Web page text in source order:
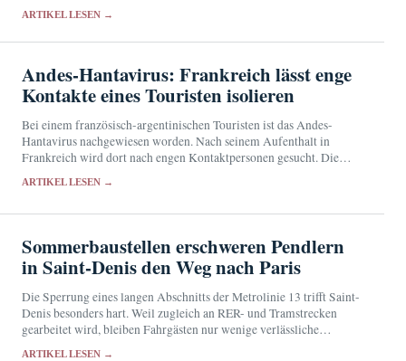
ARTIKEL LESEN →
Andes-Hantavirus: Frankreich lässt enge
Kontakte eines Touristen isolieren
Bei einem französisch-argentinischen Touristen ist das Andes-
Hantavirus nachgewiesen worden. Nach seinem Aufenthalt in
Frankreich wird dort nach engen Kontaktpersonen gesucht. Die
ARTIKEL LESEN →
Sommerbaustellen erschweren Pendlern
in Saint-Denis den Weg nach Paris
Die Sperrung eines langen Abschnitts der Metrolinie 13 trifft Saint-
Denis besonders hart. Weil zugleich an RER- und Tramstrecken
gearbeitet wird, bleiben Fahrgästen nur wenige verlässliche
ARTIKEL LESEN →